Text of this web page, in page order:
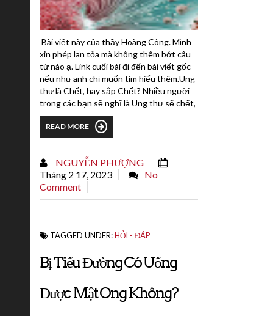
Bài viết này của thầy Hoàng Công. Mình
xin phép lan tỏa mà không thêm bớt câu
từ nào ạ. Link cuối bài đi đến bài viết gốc
nếu như anh chị muốn tìm hiểu thêm.Ung
thư là Chết, hay sắp Chết? Nhiều người
trong các bạn sẽ nghĩ là Ung thư sẽ chết,
giống như trước đây, chúng ta được
tuyên truyền rằng Aids là Hết.Tôi, với
kinh nghiệm một người đã bước qua ung
thư, muốn chứng minh một điều rằng,
chúng ta đã nhầm.Năm 2013, tôi bị kết
luận ung thư gan...
READ MORE
NGUYỄN PHƯỢNG
Tháng 2 17, 2023
No
Comment
TAGGED UNDER:HỎI - ĐÁP
Bị Tiểu Đường Có Uống
Được Mật Ong Không?